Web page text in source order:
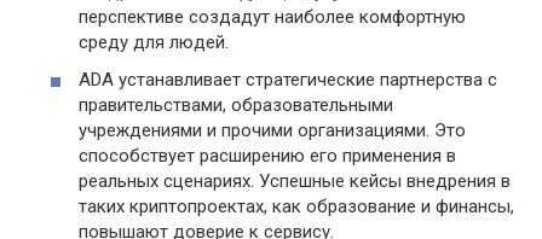
перспективе создадут наиболее комфортную
среду для людей.
ADA устанавливает стратегические партнерства с
правительствами, образовательными
учреждениями и прочими организациями. Это
способствует расширению его применения в
реальных сценариях. Успешные кейсы внедрения в
таких криптопроектах, как образование и финансы,
повышают доверие к сервису.